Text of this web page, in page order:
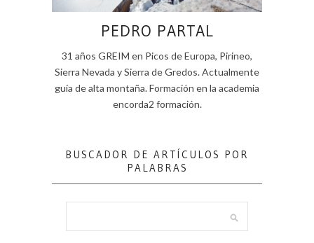
PEDRO PARTAL
31 años GREIM en Picos de Europa, Pirineo,
Sierra Nevada y Sierra de Gredos. Actualmente
guía de alta montaña. Formación en la academia
encorda2 formación.
BUSCADOR DE ARTÍCULOS POR
PALABRAS